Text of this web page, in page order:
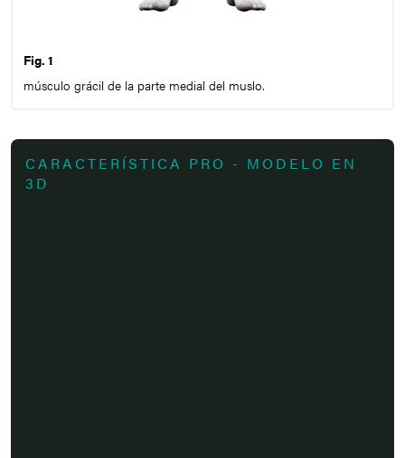
Fig. 1
músculo grácil de la parte medial del muslo.
CARACTERÍSTICA PRO - MODELO EN
3D